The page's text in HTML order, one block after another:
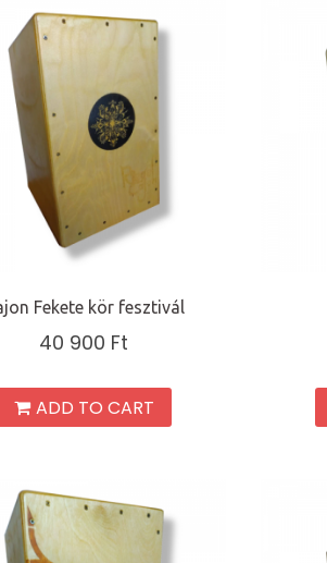
Fekete kör fesztivál
40 900 Ft
ADD TO CART